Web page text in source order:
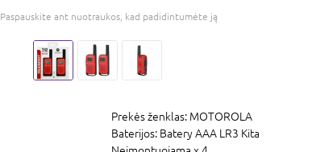
Paspauskite ant nuotraukos, kad padidintumėte ją
Prekės ženklas: MOTOROLA
Baterijos: Batery AAA LR3 Kita